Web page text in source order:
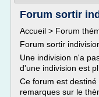
Forum sortir
Accueil > Forum
Forum sortir
Une indivision n'a
d'une indivision est
Ce forum est
remarques sur le